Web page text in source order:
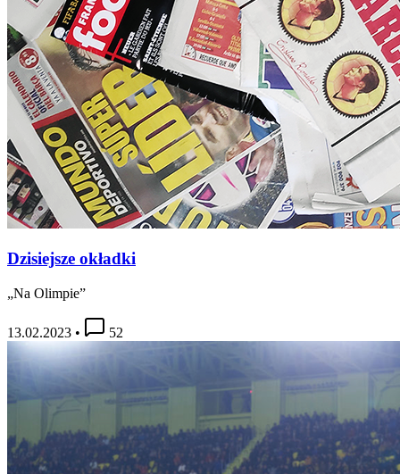
Dzisiejsze okładki
„Na Olimpie”
13.02.2023 • 52